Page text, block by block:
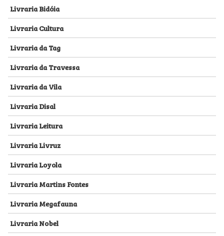
Livraria Bidóia
Livraria Cultura
Livraria da Tag
Livraria da Travessa
Livraria da Vila
Livraria Disal
Livraria Leitura
Livraria Livruz
Livraria Loyola
Livraria Martins Fontes
Livraria Megafauna
Livraria Nobel